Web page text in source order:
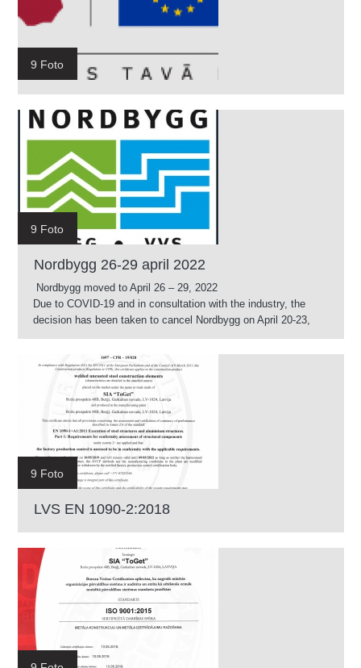
9 Foto
9 Foto
Nordbygg 26-29 april 2022
Nordbygg moved to April 26 – 29, 2022
Due to COVID-19 and in consultation with the industry, the
decision has been taken to cancel Nordbygg on April 20-23,
2021 and focus on the next exhibition, Nordbygg 2022 on April
9 Foto
LVS EN 1090-2:2018